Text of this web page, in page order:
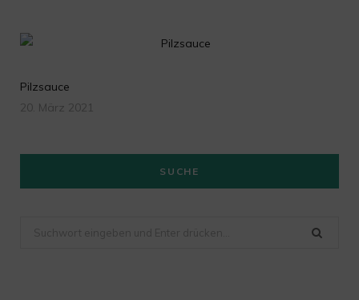
Pilzsauce
20. März 2021
SUCHE